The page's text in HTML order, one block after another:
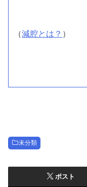
（減腔とは？ ）
未分類
ポスト